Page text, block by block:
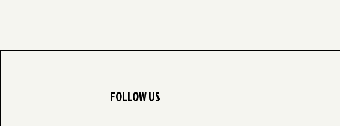
FOLLOW US